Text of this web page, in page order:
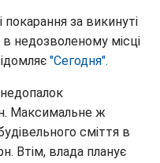
за викинуті
недозволеному місці
"Сегодня".
Максимальне ж
сміття в
Втім, влада планує